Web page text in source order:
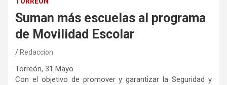
Suman más escuelas al programa
de Movilidad Escolar
Redaccion
Torreón, 31 Mayo
Con el objetivo de promover y garantizar la Seguridad y